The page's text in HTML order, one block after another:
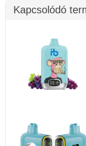
Kapcsolódó